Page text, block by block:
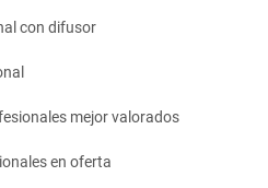
con difusor
mejor valorados
en oferta